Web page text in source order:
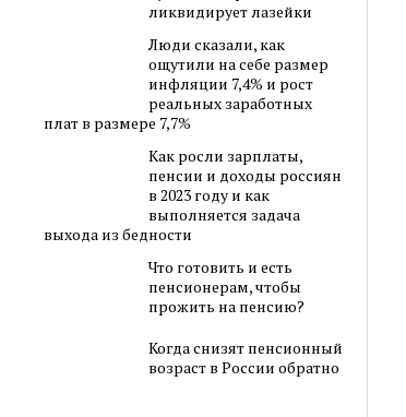
ликвидирует лазейки
Люди сказали, как
ощутили на себе размер
инфляции 7,4% и рост
реальных заработных
плат в размере 7,7%
Как росли зарплаты,
пенсии и доходы россиян
в 2023 году и как
выполняется задача
выхода из бедности
Что готовить и есть
пенсионерам, чтобы
прожить на пенсию?
Когда снизят пенсионный
возраст в России обратно